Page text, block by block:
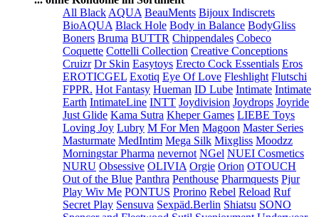
All Black AQUA BeauMents Bijoux Indiscrets
BioAQUA Black Hole Body in Balance BodyGliss
Boners Bruma BUTTR Chippendales Cobeco
Coquette Cottelli Collection Creative Conceptions
Cruizr Dr Skin Easytoys Erecto Cock Essentials Eros
EROTICGEL Exotiq Eye Of Love Fleshlight Flutschi
FPPR. Hot Fantasy Hueman ID Lube Intimate Intimate
Earth IntimateLine INTT Joydivision Joydrops Joyride
Just Glide Kama Sutra Kheper Games LIEBE Toys
Loving Joy Lubry M For Men Magoon Master Series
Masturmate MedIntim Mega Silk Mixgliss Moodzz
Morningstar Pharma nevernot NGel NUEI Cosmetics
NURU Obsessive OLIVIA Orgie Orion OTOUCH
Out of the Blue Panthra Penthouse Pharmquests Pjur
Play Wiv Me PONTUS Prorino Rebel Reload Ruf
Secret Play Sensuva Sexpäd.Berlin Shiatsu SONO